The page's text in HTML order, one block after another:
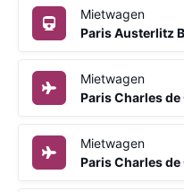
Mietwagen
Paris Austerlitz
Mietwagen
Paris Charles
Mietwagen
Paris Charles